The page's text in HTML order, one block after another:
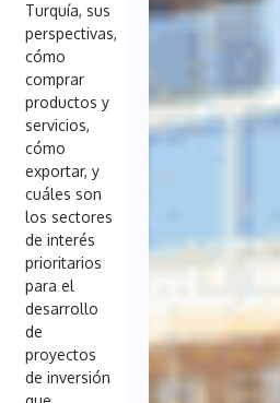
Turquía, sus
perspectivas,
cómo
comprar
productos y
servicios,
cómo
exportar, y
cuáles son
los sectores
de interés
prioritarios
para el
desarrollo
de
proyectos
de inversión